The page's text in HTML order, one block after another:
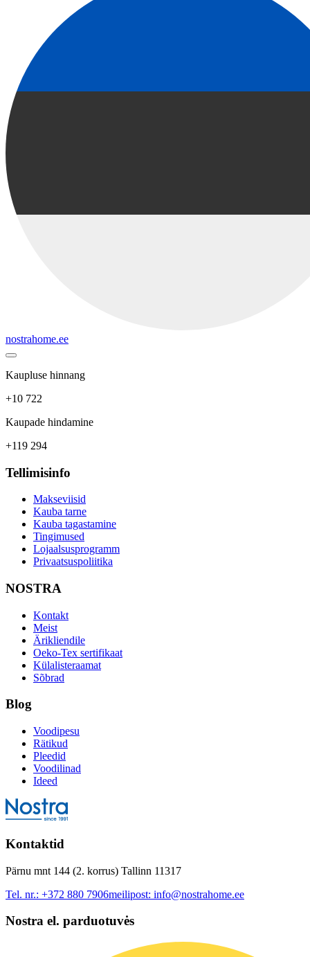
nostrahome.ee
Kaupluse hinnang
+10 722
Kaupade hindamine
+119 294
Tellimisinfo
Makseviisid
Kauba tarne
Kauba tagastamine
Tingimused
Lojaalsusprogramm
Privaatsuspoliitika
NOSTRA
Kontakt
Meist
Ärikliendile
Oeko-Tex sertifikaat
Külalisteraamat
Sõbrad
Blog
Voodipesu
Rätikud
Pleedid
Voodilinad
Ideed
Kontaktid
Pärnu mnt 144 (2. korrus) Tallinn 11317
Tel. nr.: +372 880 7906meilipost: info@nostrahome.ee
Nostra el. parduotuvės